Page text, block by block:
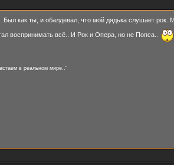
как ты, и обалдевал, что мой дядька слушает рок.
воспринимать всё.. И Рок и Опера, но не Попса..
в реальном мире.."